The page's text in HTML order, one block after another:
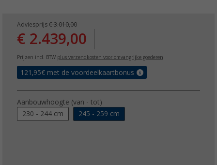
Adviesprijs € 3.010,00
€ 2.439,00
Prijzen incl. BTW plus verzendkosten voor omvangrijke goederen
121,95€ met de voordeelkaartbonus
Aanbouwhoogte (van - tot)
230 - 244 cm
245 - 259 cm